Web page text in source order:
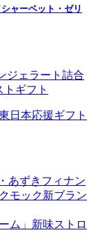
ャーベット・ゼリ
ジェラート詰合
ギフト
日本応援ギフト
あずきフィナン
モック新ブラン
ム」新味ストロ